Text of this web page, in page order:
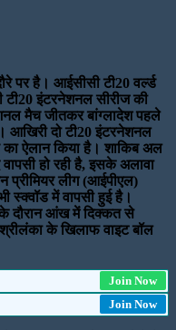
पर है। आईसीसी टी20 वर्ल्ड
टी20 इंटरनेशनल सीरीज की
मैच जीतकर बांग्लादेश पहले
आखिरी दो टी20 इंटरनेशनल
का ऐलान किया है। शाकिब अल
हो रही है, इसके अलावा
लीग (आईपीएल)
स्क्वॉड में वापसी हुई है।
दौरान आंख में दिक्कत से
के खिलाफ वाइट बॉल
Join Now
Join Now